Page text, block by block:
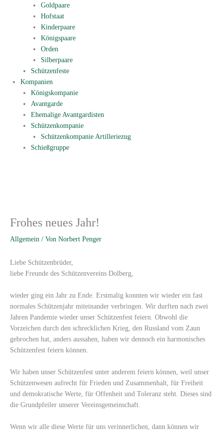
Goldpaare
Hofstaat
Kinderpaare
Königspaare
Orden
Silberpaare
Schützenfeste
Kompanien
Königskompanie
Avantgarde
Ehemalige Avantgardisten
Schützenkompanie
Schützenkompanie Artilleriezug
Schießgruppe
Frohes neues Jahr!
Allgemein / Von Norbert Penger
Liebe Schützenbrüder,
liebe Freunde des Schützenvereins Dolberg,
wieder ging ein Jahr zu Ende. Erstmalig konnten wir wieder ein fast
normales Schützenjahr miteinander verbringen. Wir durften nach zwei
Jahren Pandemie wieder unser Schützenfest feiern. Obwohl die
Vorzeichen durch den schrecklichen Krieg, den Russland vom Zaun
gebrochen hat, anders aussahen, haben wir dennoch ein harmonisches
Schützenfest feiern können.
Wir haben unser Schützenfest unter anderem feiern können, weil unser
Schützenwesen aufrecht für Frieden und Zusammenhalt, für Freiheit
und demokratische Werte, für Offenheit und Toleranz steht. Dieses sind
die Grundpfeiler unserer Vereinsgemeinschaft.
Wenn wir alle diese Werte für uns verinnerlichen, dann können wir